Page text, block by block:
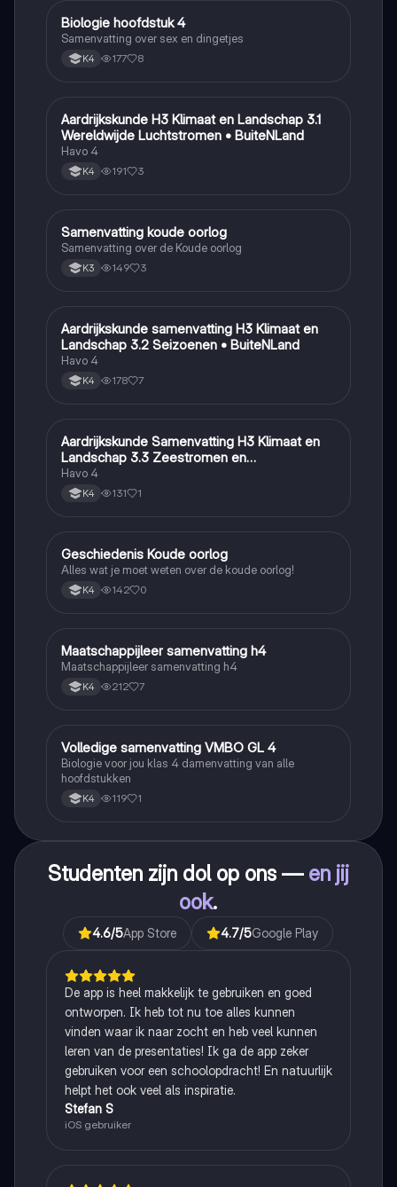
Biologie
Biologie hoofdstuk 4
Samenvatting over sex en dingetjes
K4 177 8
Aardrijkskunde
Aardrijkskunde H3 Klimaat en Landschap 3.1
Wereldwijde Luchtstromen • BuiteNLand
Havo 4
K4 191 3
Geschiedenis
Samenvatting koude oorlog
Samenvatting over de Koude oorlog
K3 149 3
Aardrijkskunde
Aardrijkskunde samenvatting H3 Klimaat en
Landschap 3.2 Seizoenen • BuiteNLand
Havo 4
K4 178 7
Aardrijkskunde
Aardrijkskunde Samenvatting H3 Klimaat en
Landschap 3.3 Zeestromen en
Klimaatgebieden • BuiteNLand
Havo 4
K4 131 1
Geschiedenis
Geschiedenis Koude oorlog
Alles wat je moet weten over de koude oorlog!
K4 142 0
Maatschappijleer
Maatschappijleer samenvatting h4
Maatschappijleer samenvatting h4
K4 212 7
Biologie
Volledige samenvatting VMBO GL 4
Biologie voor jou klas 4 damenvatting van alle
hoofdstukken
K4 119 1
Studenten zijn dol op ons — en jij
ook.
4.6/5App Store 4.7/5Google Play
De app is heel makkelijk te gebruiken en goed
ontworpen. Ik heb tot nu toe alles kunnen
vinden waar ik naar zocht en heb veel kunnen
leren van de presentaties! Ik ga de app zeker
gebruiken voor een schoolopdracht! En natuurlijk
helpt het ook veel als inspiratie.
Stefan S
iOS gebruiker